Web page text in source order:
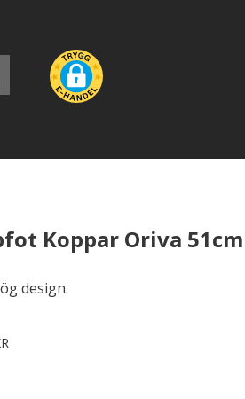
Koppar Oriva 51cm
design.